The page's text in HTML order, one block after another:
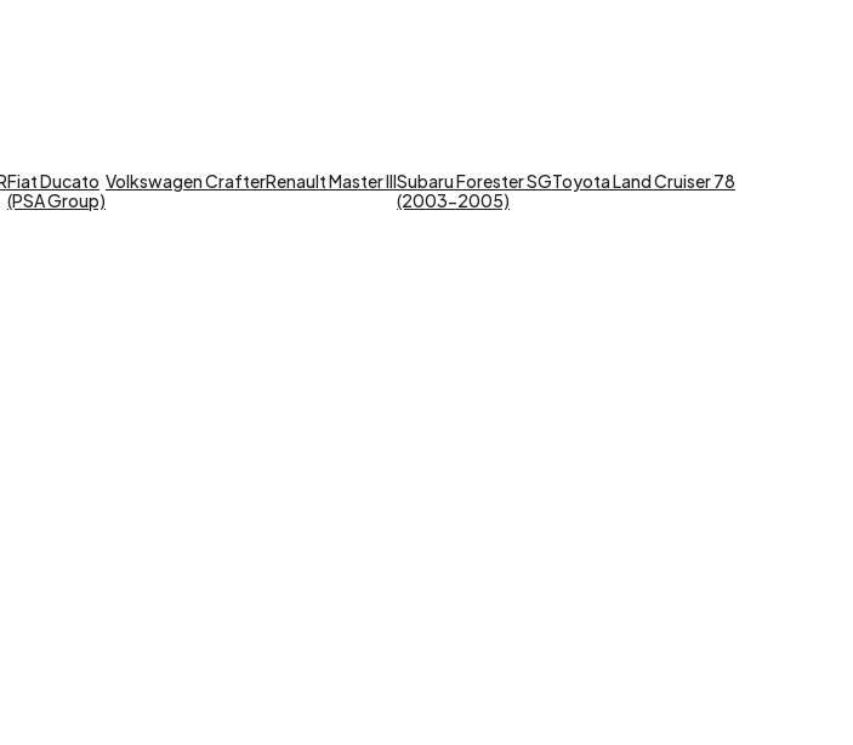
Fiat Ducato
(PSA Group)
Volkswagen CrafterRenault Master IIISubaru Forester SG
(2003-2005)
Toyota Land Cruiser 78